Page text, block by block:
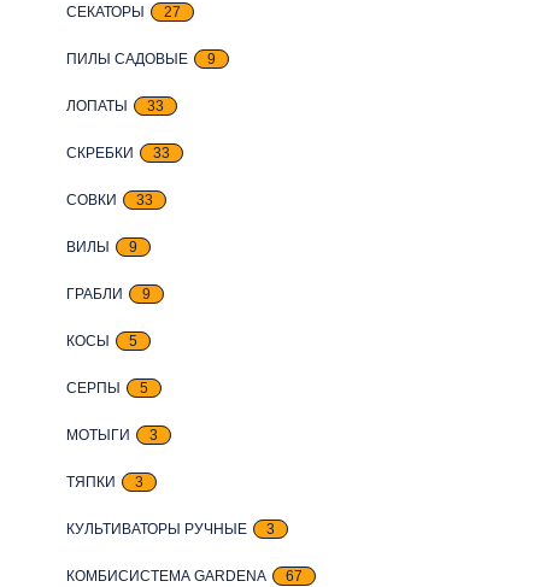
СЕКАТОРЫ 27
ПИЛЫ САДОВЫЕ 9
ЛОПАТЫ 33
СКРЕБКИ 33
СОВКИ 33
ВИЛЫ 9
ГРАБЛИ 9
КОСЫ 5
СЕРПЫ 5
МОТЫГИ 3
ТЯПКИ 3
КУЛЬТИВАТОРЫ РУЧНЫЕ 3
КОМБИСИСТЕМА GARDENA 67